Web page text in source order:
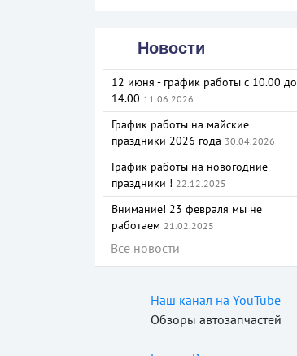
Новости
12 июня - график работы с 10.00 до
14.00 11.06.2026
График работы на майские
праздники 2026 года 30.04.2026
График работы на новогодние
праздники ! 22.12.2025
Внимание! 23 февраля мы не
работаем 21.02.2025
Все новости
Наш канал на YouTube
Обзоры автозапчастей